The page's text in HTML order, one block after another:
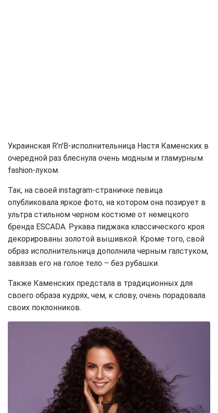
Украинская R'n'B-исполнительница Настя Каменских в
очередной раз блеснула очень модным и гламурным
fashion-луком.
Так, на своей instagram-страничке певица
опубликовала яркое фото, на котором она позирует в
ультра стильном черном костюме от немецкого
бренда ESCADA. Рукава пиджака классического кроя
декорированы золотой вышивкой. Кроме того, свой
образ исполнительница дополнила черным галстуком,
завязав его на голое тело – без рубашки.
Также Каменских предстала в традиционных для
своего образа кудрях, чем, к слову, очень порадовала
своих поклонников.